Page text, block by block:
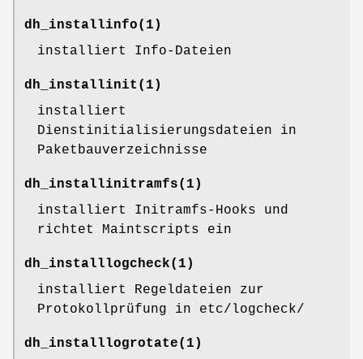
dh_installinfo(1)
installiert Info-Dateien
dh_installinit (1)
installiert
Dienstinitialisierungsdateien in
Paketbauverzeichnisse
dh_installinitramfs(1)
installiert Initramfs-Hooks und
richtet Maintscripts ein
dh_installlogcheck(1)
installiert Regeldateien zur
Protokollprüfung in etc/logcheck/
dh_installlogrotate(1)